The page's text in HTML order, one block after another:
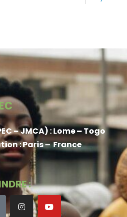
– JMCA) : Lome – Togo
: Paris – France
: